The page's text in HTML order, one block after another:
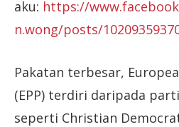
aku: https://
n.wong/posts/
Pakatan terbesar,
(EPP) terdiri daripada
seperti Christian